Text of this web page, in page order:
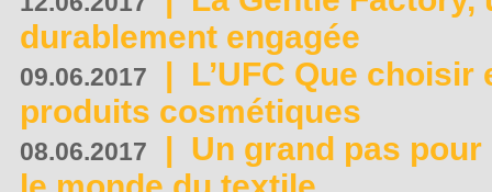
durablement engagée
09.06.2017 | L’UFC Que
produits cosmétiques
08.06.2017 | Un grand pas